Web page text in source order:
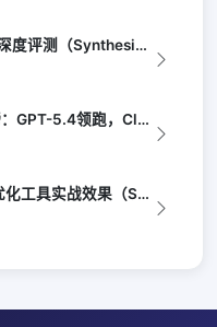
2026年12款真正值得用的AI工具深度评测（Synthesia评选）
2026年Q2全球十大AI工具排行榜：GPT-5.4领跑，Claude Opus...
Surfer SEO评测：AI驱动的SEO优化工具实战效果（Search Eng...